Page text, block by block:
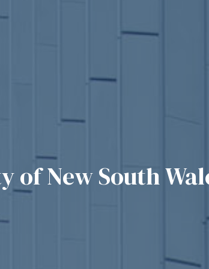
of New South